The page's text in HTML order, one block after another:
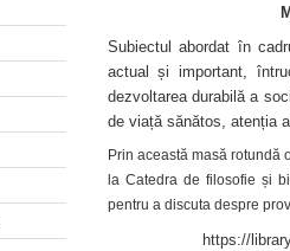
Subiectul abordat în
actual și important,
dezvoltarea durabilă a
de viață sănătos, atenția
Prin această masă rotundă
la Catedra de filosofie și
pentru a discuta despre
https://